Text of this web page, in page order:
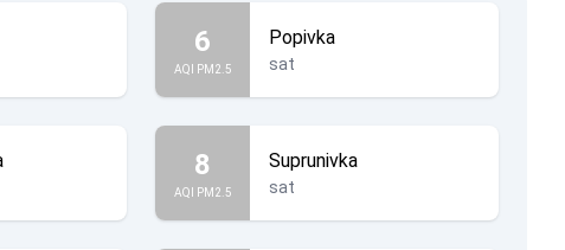
6
AQI PM2.5
Popivka
sat
8
AQI PM2.5
Suprunivka
sat